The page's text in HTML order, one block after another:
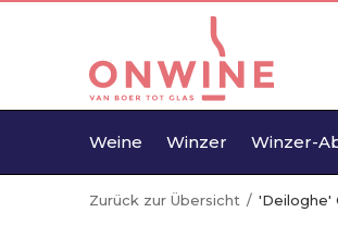
Weine Winzer Winzer-
Zurück zur Übersicht 'Deiloghe'